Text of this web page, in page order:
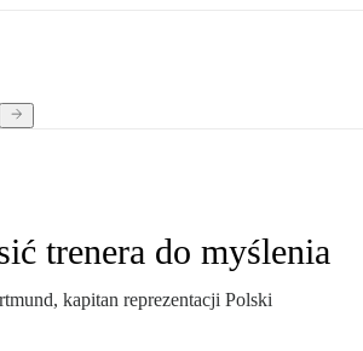
trenera do myślenia
kapitan reprezentacji Polski